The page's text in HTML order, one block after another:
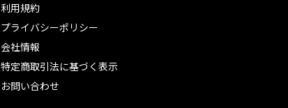
利用規約
プライバシーポリシー
会社情報
特定商取引法に基づく表示
お問い合わせ